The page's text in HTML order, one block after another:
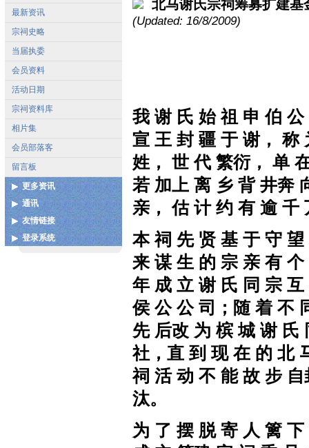
最新资讯
宗祠史略
当届执委
会员资料
活动日期
宗祠资料库
相片集
会员部落客
留言板
更多资讯
各地宗亲会通讯录
扩建图测
谢姓起源
通讯
联系我们
友情链接
中国泉州市谢氏宗亲联谊总
登录系统
北马谢氏宗祠筹募扩建基
(Updated: 16/8/2009)
我 谢 氏 始 祖 申 伯 公
宣 王 封 疆 于 谢， 称
姓， 世 代 繁衍， 单
若 加上 离 乡 背 井奔
亲， 估 计 约 有 逾 千
本 祠 先 贤 基 于 守 望
来 谋 生 的 宗 亲 有
年 成 立 谢 氏 同 宗
侯 公 公 司；随 着 不
先 后改 为 槟 城 谢 氏
社，直 到 现 在 的 北
祠 活 动 不 能 故 步
汰。
为 了 摆 脱 寄 人 篱